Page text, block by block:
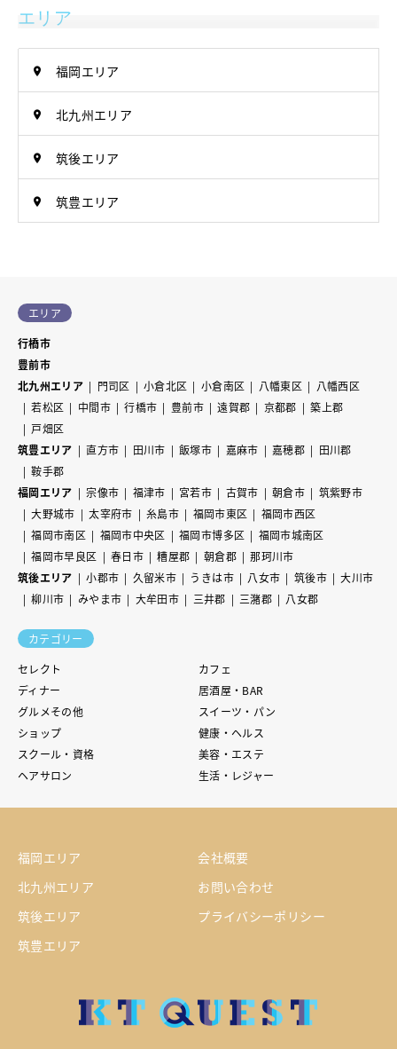
エリア
福岡エリア
北九州エリア
筑後エリア
筑豊エリア
エリア
行橋市
豊前市
北九州エリア
門司区 小倉北区 小倉南区 八幡東区
八幡西区
若松区
中間市 行橋市 豊前市 遠賀郡 京都郡
築上郡
戸畑区
筑豊エリア
直方市 田川市 飯塚市 嘉麻市 嘉穂郡
田川郡
鞍手郡
福岡エリア
宗像市 福津市 宮若市 古賀市 朝倉市
筑紫野市
大野城市
太宰府市 糸島市 福岡市東区
福岡市西区
福岡市南区
福岡市中央区 福岡市博多区
福岡市城南区
福岡市早良区
春日市 糟屋郡 朝倉郡
那珂川市
筑後エリア
小郡市 久留米市 うきは市 八女市 筑後市
大川市
柳川市
みやま市 大牟田市 三井郡 三潴郡 八女郡
カテゴリー
セレクト
カフェ
ディナー
居酒屋・BAR
グルメその他
スイーツ・パン
ショップ
健康・ヘルス
スクール・資格
美容・エステ
ヘアサロン
生活・レジャー
福岡エリア
北九州エリア
筑後エリア
筑豊エリア
会社概要
お問い合わせ
プライバシーポリシー